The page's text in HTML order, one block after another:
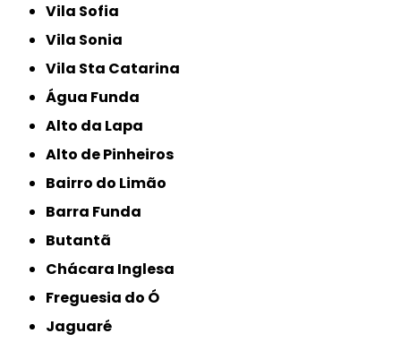
Vila Sofia
Vila Sonia
Vila Sta Catarina
Água Funda
Alto da Lapa
Alto de Pinheiros
Bairro do Limão
Barra Funda
Butantã
Chácara Inglesa
Freguesia do Ó
Jaguaré